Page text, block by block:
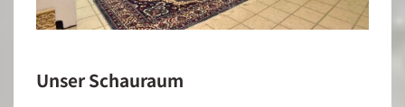
Unser Schauraum